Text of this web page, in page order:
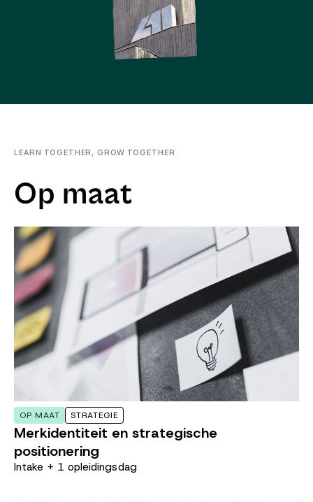
LEARN TOGETHER, GROW TOGETHER
Op maat
OP MAAT STRATEGIE
Merkidentiteit en strategische
positionering
Intake + 1 opleidingsdag